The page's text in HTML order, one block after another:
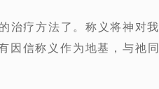
治疗方法了。称义将神对我
因信称义作为地基，与祂同